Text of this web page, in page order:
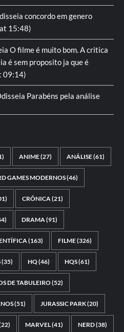
concordo em genero
15:48)
O filme é muito bom. A critica
é sem proposito ja que é
09:14)
Parabéns pela análise
ANIME(27) ANÁLISE(61)
GAMES MODERNOS(46)
CRÔNICA(21)
DRAMA(91)
(163) FILME(326)
(35) HQ(46) HQS(61)
DE TABULEIRO(52)
(51) JURASSIC PARK(20)
MARVEL(41) NERD(38)